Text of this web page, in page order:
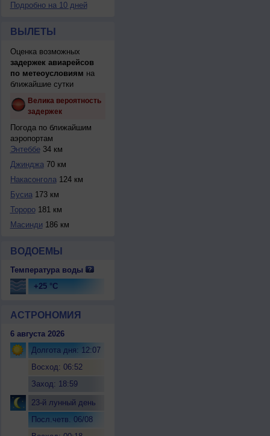
Подробно на 10 дней
ВЫЛЕТЫ
Оценка возможных
задержек авиарейсов
по метеоусловиям на
ближайшие сутки
Велика вероятность
задержек
Погода по ближайшим
аэропортам
Энтеббе34 км
Джинджа70 км
Накасонгола124 км
Бусиа173 км
Тороро181 км
Масинди 186 км
ВОДОЕМЫ
Температура воды
+25 °C
АСТРОНОМИЯ
6 августа 2026
Долгота дня: 12:07
Восход: 06:52
Заход: 18:59
23-й лунный день
Посл.четв. 06/08